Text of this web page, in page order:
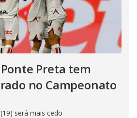
Preta tem
no Campeonato
será mais cedo